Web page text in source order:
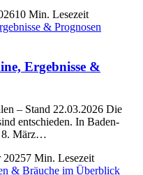
10 Min. Lesezeit
Ergebnisse &
– Stand 22.03.2026 Die
entschieden. In Baden-
8. März…
20257 Min. Lesezeit